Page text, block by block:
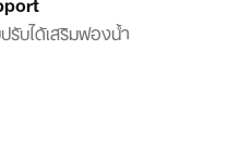
บได้เสริมฟองน้ำ